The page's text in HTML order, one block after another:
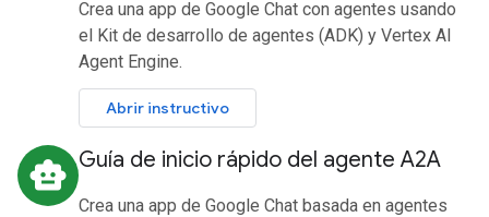
Crea una app de Google Chat con agentes usando
el Kit de desarrollo de agentes (ADK) y Vertex AI
Agent Engine.
Abrir instructivo
smart_toy Guía de inicio rápido del agente A2A
Crea una app de Google Chat basada en agentes